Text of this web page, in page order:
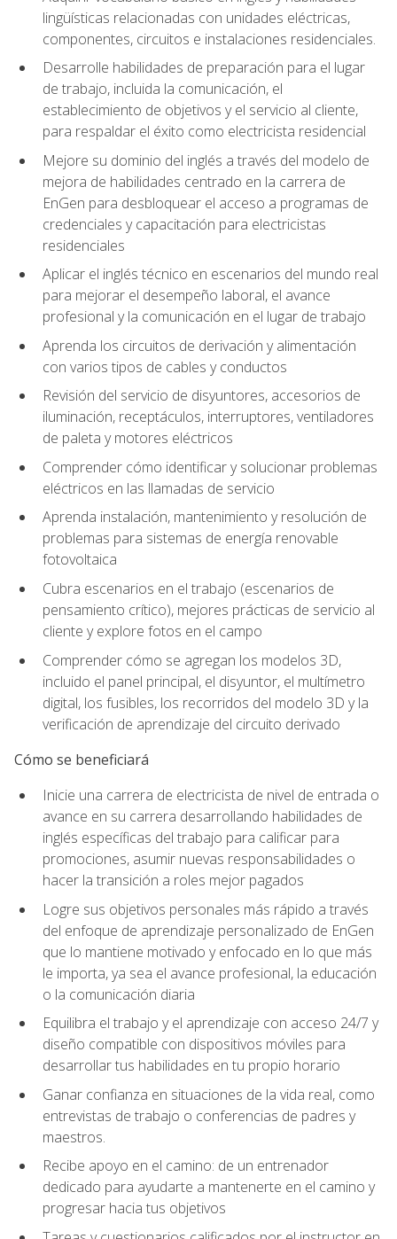
lingüísticas relacionadas con unidades eléctricas,
componentes, circuitos e instalaciones residenciales.
Desarrolle habilidades de preparación para el lugar
de trabajo, incluida la comunicación, el
establecimiento de objetivos y el servicio al cliente,
para respaldar el éxito como electricista residencial
Mejore su dominio del inglés a través del modelo de
mejora de habilidades centrado en la carrera de
EnGen para desbloquear el acceso a programas de
credenciales y capacitación para electricistas
residenciales
Aplicar el inglés técnico en escenarios del mundo real
para mejorar el desempeño laboral, el avance
profesional y la comunicación en el lugar de trabajo
Aprenda los circuitos de derivación y alimentación
con varios tipos de cables y conductos
Revisión del servicio de disyuntores, accesorios de
iluminación, receptáculos, interruptores, ventiladores
de paleta y motores eléctricos
Comprender cómo identificar y solucionar problemas
eléctricos en las llamadas de servicio
Aprenda instalación, mantenimiento y resolución de
problemas para sistemas de energía renovable
fotovoltaica
Cubra escenarios en el trabajo (escenarios de
pensamiento crítico), mejores prácticas de servicio al
cliente y explore fotos en el campo
Comprender cómo se agregan los modelos 3D,
incluido el panel principal, el disyuntor, el multímetro
digital, los fusibles, los recorridos del modelo 3D y la
verificación de aprendizaje del circuito derivado
Cómo se beneficiará
Inicie una carrera de electricista de nivel de entrada o
avance en su carrera desarrollando habilidades de
inglés específicas del trabajo para calificar para
promociones, asumir nuevas responsabilidades o
hacer la transición a roles mejor pagados
Logre sus objetivos personales más rápido a través
del enfoque de aprendizaje personalizado de EnGen
que lo mantiene motivado y enfocado en lo que más
le importa, ya sea el avance profesional, la educación
o la comunicación diaria
Equilibra el trabajo y el aprendizaje con acceso 24/7 y
diseño compatible con dispositivos móviles para
desarrollar tus habilidades en tu propio horario
Ganar confianza en situaciones de la vida real, como
entrevistas de trabajo o conferencias de padres y
maestros.
Recibe apoyo en el camino: de un entrenador
dedicado para ayudarte a mantenerte en el camino y
progresar hacia tus objetivos